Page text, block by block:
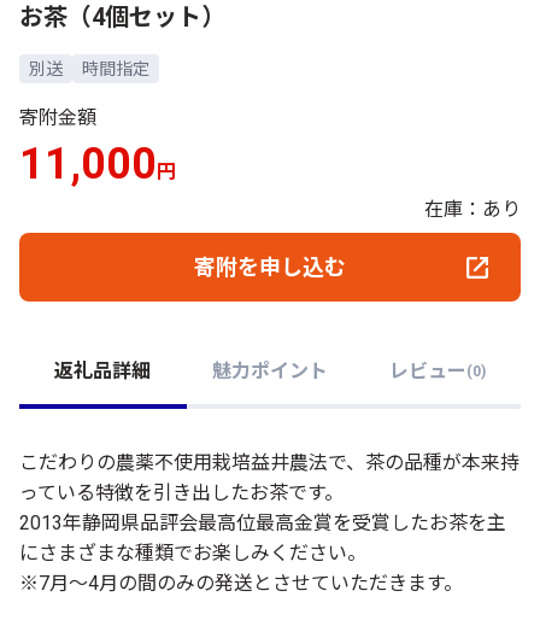
お茶（4個セット）
別送 時間指定
寄附金額
11,000 円
在庫：あり
寄附を申し込む
返礼品詳細 魅力ポイント レビュー (0)
こだわりの農薬不使用栽培益井農法で、茶の品種が本来持
っている特徴を引き出したお茶です。
2013年静岡県品評会最高位最高金賞を受賞したお茶を主
にさまざまな種類でお楽しみください。
※7月～4月の間のみの発送とさせていただきます。